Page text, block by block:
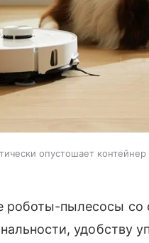
опустошает
пылесосы со
удобству